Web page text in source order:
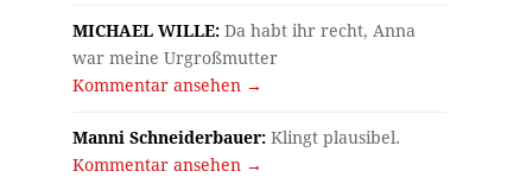
MICHAEL WILLE: Da habt ihr recht, Anna
war meine Urgroßmutter
Kommentar ansehen →
Manni Schneiderbauer: Klingt plausibel.
Kommentar ansehen →